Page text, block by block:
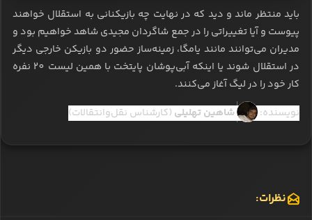
باید منتظر ماند و دید که در نهایت چه بازیکنانی به استقلال خواهند
پیوست و آیا تغییراتی را در جمع شاگردان مجیدی شاهد خواهیم بود و
مدیران می‌توانند مانند یامگا، زمینه‌ساز حضور دو بازیکن خارجی دیگر
در استقلال شوند یا اینکه آبی‌پوشان پایتخت با همین لیست 20 نفره
کار خود را در لیگ آغاز می‌کنند.
نویسنده:
شاهین تهلیلی (کارشناس نقل‌وانتقالات)
نظرات: